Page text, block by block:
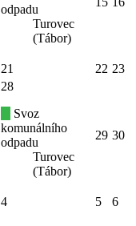
odpadu
Turovec
(Tábor)
21 22 23
28
Svoz
komunálního
odpadu
Turovec
(Tábor)
29 30
4 5
6